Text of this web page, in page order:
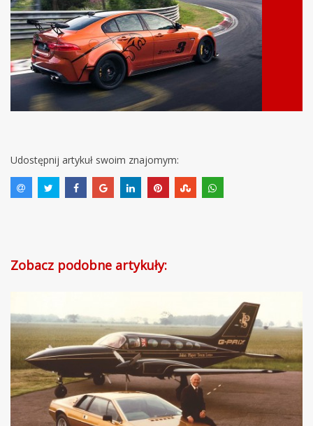
Udostępnij artykuł swoim znajomym:
Zobacz podobne artykuły: